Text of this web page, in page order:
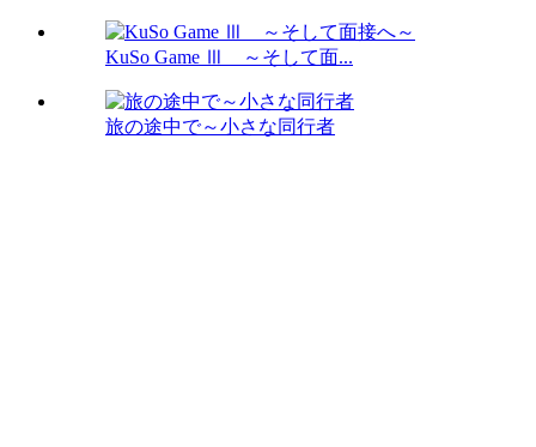
KuSo Game Ⅲ ～そして面...
旅の途中で～小さな同行者